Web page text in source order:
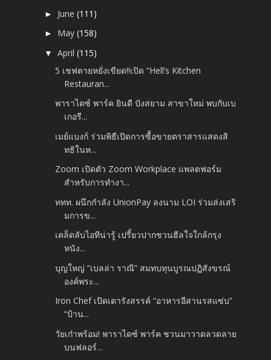
► June(111)
► May(158)
▼April(115)
5 เชฟตายหยั่งเขียด!!เปิด “Hell’s Kitchen
Restauran...
พาราไดซ์ พาร์ค ยินดี ปังสยาม สาขาใหม่ พบกับเบ
เกอรี...
เมย์แบงก์ ร่วมพิธีเปิดการซื้อขายตราสารแสดงสิ
ทธิในห...
Zoom เปิดตัว Zoom Workplace แพลตฟอร์ม
สำหรับการทำงา...
ททท. ผนึกกำลัง UnionPay ลงนาม LOI ร่วมส่งเสริ
มการข...
เคล็ดลับไอทีน่ารู้ เปรี้ยวปากชวนฮีลใจใกล้กรุง
หนัง...
บุญใหญ่ “เบลล่า ราณี” สมทบทุนบูรณปฏิสังขรณ์
องค์พระ...
Iron Chef เปิดเตารังสรรค์ “อาหารอีสานรสแซ่บ”
“ป้าน...
วัยเก๋าพร้อม! พาราไดซ์ พาร์ค ชวนมาวาดลวดลาย
บนฟลอร์...